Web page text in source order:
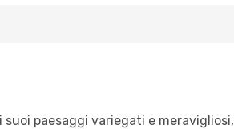
paesaggi variegati e